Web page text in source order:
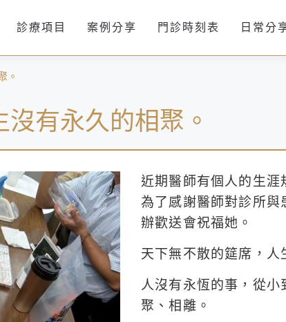
診療項目 案例分享 門診時刻表 日常分
。
有永久的相聚。
近期醫師有個人的生涯
為了感謝醫師對診所與
辦歡送會祝福她。
天下無不散的筵席，人
人沒有永恆的事，從
聚、相離。